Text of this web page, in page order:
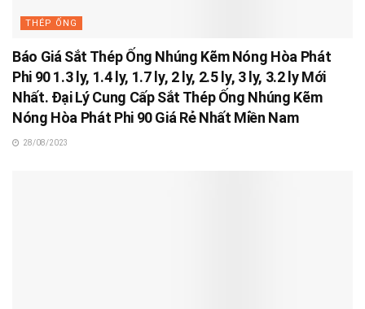
THÉP ỐNG
Báo Giá Sắt Thép Ống Nhúng Kẽm Nóng Hòa Phát
Phi 90 1.3 ly, 1.4 ly, 1.7 ly, 2 ly, 2.5 ly, 3 ly, 3.2 ly Mới
Nhất. Đại Lý Cung Cấp Sắt Thép Ống Nhúng Kẽm
Nóng Hòa Phát Phi 90 Giá Rẻ Nhất Miền Nam
28/08/2023